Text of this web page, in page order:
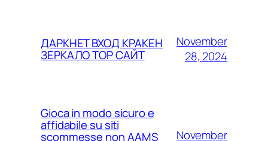
ДАРКНЕТ ВХОД КРАКЕН
ЗЕРКАЛО ТОР САЙТ
November
28, 2024
Gioca in modo sicuro e
affidabile su siti
scommesse non AAMS
November